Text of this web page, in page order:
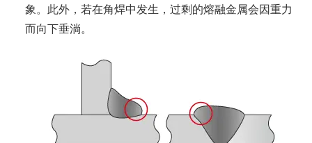
象。此外，若在角焊中发生，过剩的熔融金属会因重力
而向下垂淌。